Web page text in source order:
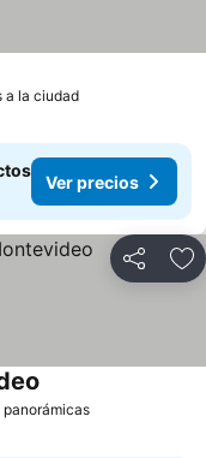
a la ciudadVer precios
Ver precios
Compartir
Ver precios